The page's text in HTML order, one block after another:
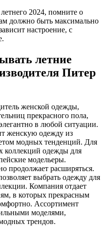
2024, помните о
должно быть максимально
настроение, с
летние
Питер
женской одежды,
прекрасного пола,
в любой ситуации.
женскую одежду из
модных тенденций. Для
коллекций одежды для
модельеры.
продолжает расширяться.
выбрать одежду для
Компания отдает
в которых прекрасным
Ассортимент
моделями,
трендов.